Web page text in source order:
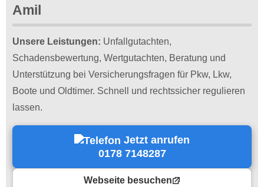
Amil
Unsere Leistungen: Unfallgutachten,
Schadensbewertung, Wertgutachten, Beratung und
Unterstützung bei Versicherungsfragen für Pkw, Lkw,
Boote und Oldtimer. Schnell und rechtssicher regulieren
lassen.
Jetzt anrufen
0178 7148287
Webseite besuchen